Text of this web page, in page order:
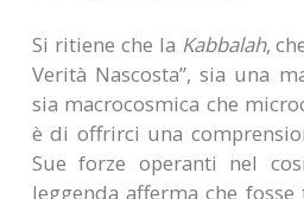
Si ritiene che la Kabbalah,
Verità Nascosta”, sia una
sia macrocosmica che
è di offrirci una
Sue forze operanti nel
leggenda afferma che